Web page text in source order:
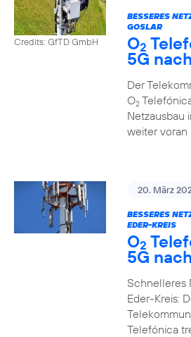
Credits: GfTD GmbH
BESSERES
GOSLAR
O2
5G
Der
O2
Netzausbau
weiter voran
20. März
BESSERES
EDER-KREIS
O2
5G
Schnelleres
Eder-Kreis:
Telefónica